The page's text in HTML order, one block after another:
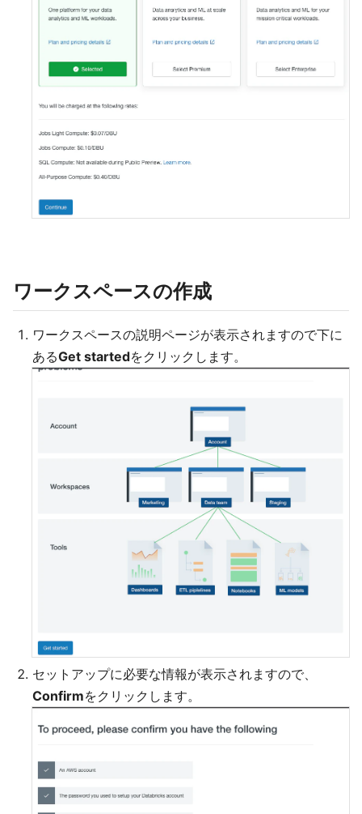
ワークスペースの作成
ワークスペースの説明ページが表示されますので下に
あるGet startedをクリックします。
セットアップに必要な情報が表示されますので、
Confirmをクリックします。